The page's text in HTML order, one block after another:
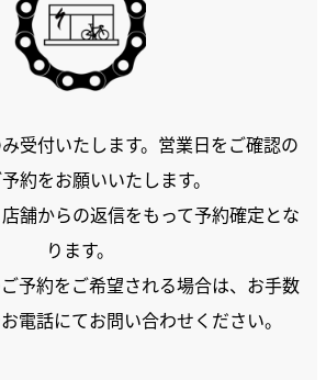
受付いたします。営業日をご確認の
約をお願いいたします。
舗からの返信をもって予約確定とな
ります。
予約をご希望される場合は、お手数
電話にてお問い合わせください。